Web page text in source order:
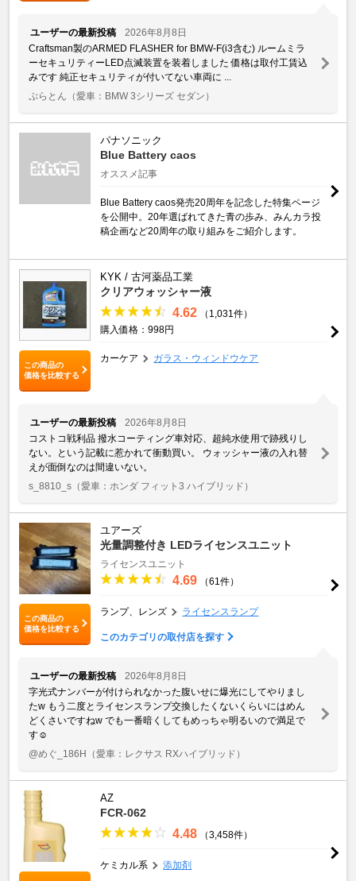
ユーザーの最新投稿
2026年8月8日
Craftsman製のARMED FLASHER for BMW-F(i3含む) ルームミラ
ーセキュリティーLED点滅装置を装着しました 価格は取付工賃込
みです 純正セキュリティが付いてない車両に ...
ぷらとん （愛車：BMW 3シリーズ セダン）
パナソニック
Blue Battery caos
オススメ記事
Blue Battery caos発売20周年を記念した特集ページ
を公開中。20年選ばれてきた青の歩み、みんカラ投
稿企画など20周年の取り組みをご紹介します。
この商品の
価格を比較する
KYK / 古河薬品工業
クリアウォッシャー液
4.62
（1,031件）
購入価格：998円
カーケア ガラス・ウィンドウケア
ユーザーの最新投稿
2026年8月8日
コストコ戦利品 撥水コーティング車対応、超純水使用で跡残りし
ない。という記載に惹かれて衝動買い。 ウォッシャー液の入れ替
えが面倒なのは間違いない。
s_8810_s （愛車：ホンダ フィット3 ハイブリッド）
この商品の
価格を比較する
ユアーズ
光量調整付き LEDライセンスユニット
ライセンスユニット
4.69 （61件）
ランプ、レンズ ライセンスランプ
このカテゴリの取付店を探す
ユーザーの最新投稿
2026年8月8日
字光式ナンバーが付けられなかった腹いせに爆光にしてやりまし
た‪w もう二度とライセンスランプ交換したくないくらいにはめん
どくさいですね‪w でも一番暗くしてもめっちゃ明るいので満足で
す☺️
@めぐ_186H （愛車：レクサス RXハイブリッド）
AZ
FCR-062
4.48 （3,458件）
ケミカル系 添加剤